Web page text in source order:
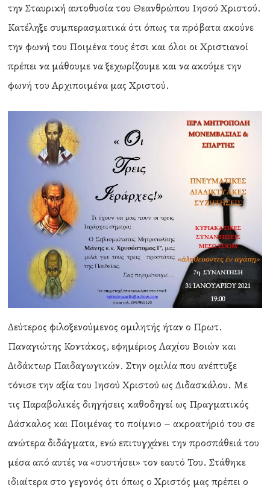
την Σταυρική αυτοθυσία του Θεανθρώπου Ιησού Χριστού.
Κατέληξε συμπερασματικά ότι όπως τα πρόβατα ακούνε
την φωνή του Ποιμένα τους έτσι και όλοι οι Χριστιανοί
πρέπει να μάθουμε να ξεχωρίζουμε και να ακούμε την
φωνή του Αρχιποιμένα μας Χριστού.
Δεύτερος φιλοξενούμενος ομιλητής ήταν ο Πρωτ.
Παναγιώτης Κοντάκος, εφημέριος Λαχίου Βοιών και
Διδάκτωρ Παιδαγωγικών. Στην ομιλία που ανέπτυξε
τόνισε την αξία του Ιησού Χριστού ως Διδασκάλου. Με
τις Παραβολικές διηγήσεις καθοδηγεί ως Πραγματικός
Δάσκαλος και Ποιμένας το ποίμνιο – ακροατήριό του σε
ανώτερα διδάγματα, ενώ επιτυγχάνει την προσπάθειά του
μέσα από αυτές να «συστήσει» τον εαυτό Του. Στάθηκε
ιδιαίτερα στο γεγονός ότι όπως ο Χριστός μας πρέπει ο